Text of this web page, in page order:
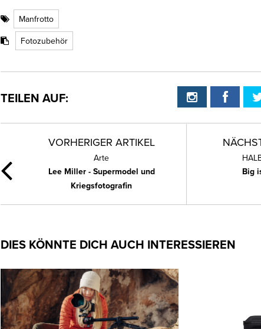
Manfrotto
Fotozubehör
TEILEN AUF:
VORHERIGER ARTIKEL
Arte
Lee Miller - Supermodel und
Kriegsfotografin
Big
DIES KÖNNTE DICH AUCH INTERESSIEREN